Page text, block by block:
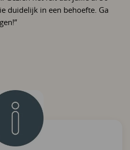
duidelijk in een behoefte. Ga